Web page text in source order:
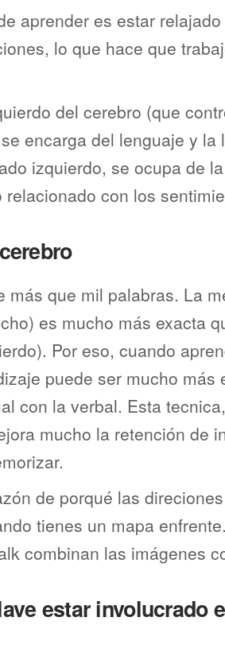
aprender es estar
lo que hace que
del cerebro (que
encarga del lenguaje y la
izquierdo, se ocupa de
con los
más que mil palabras. La
es mucho más exacta
Por eso, cuando
puede ser mucho más
con la verbal. Esta
mucho la retención de
de porqué las
tienes un mapa
combinan las imágenes
estar involucrado